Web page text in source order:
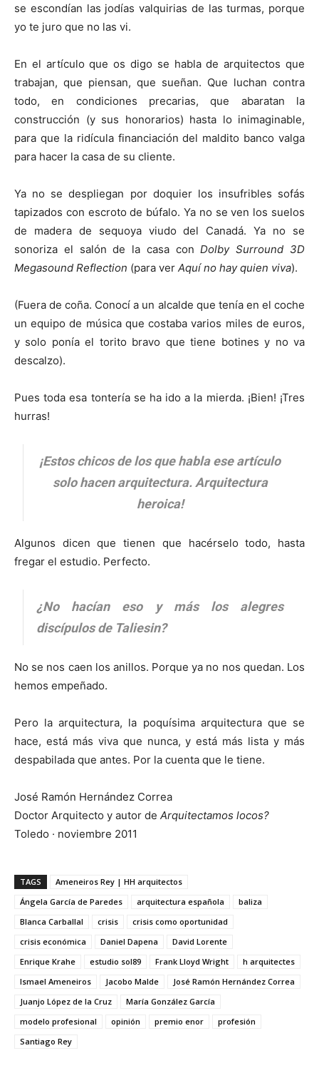
se escondían las jodías valquirias de las turmas, porque
yo te juro que no las vi.
En el artículo que os digo se habla de arquitectos que
trabajan, que piensan, que sueñan. Que luchan contra
todo, en condiciones precarias, que abaratan la
construcción (y sus honorarios) hasta lo inimaginable,
para que la ridícula financiación del maldito banco valga
para hacer la casa de su cliente.
Ya no se despliegan por doquier los insufribles sofás
tapizados con escroto de búfalo. Ya no se ven los suelos
de madera de sequoya viudo del Canadá. Ya no se
sonoriza el salón de la casa conDolby Surround 3D
Megasound Reflection (para ver Aquí no hay quien viva).
(Fuera de coña. Conocí a un alcalde que tenía en el coche
un equipo de música que costaba varios miles de euros,
y solo ponía el torito bravo que tiene botines y no va
descalzo).
Pues toda esa tontería se ha ido a la mierda. ¡Bien! ¡Tres
hurras!
¡Estos chicos de los que habla ese artículo
solo hacen arquitectura. Arquitectura
heroica!
Algunos dicen que tienen que hacérselo todo, hasta
fregar el estudio. Perfecto.
¿No hacían eso y más los alegres
discípulos de Taliesin?
No se nos caen los anillos. Porque ya no nos quedan. Los
hemos empeñado.
Pero la arquitectura, la poquísima arquitectura que se
hace, está más viva que nunca, y está más lista y más
despabilada que antes. Por la cuenta que le tiene.
José Ramón Hernández Correa
Doctor Arquitecto y autor de Arquitectamos locos?
Toledo · noviembre 2011
TAGS
Ameneiros Rey | HH arquitectos
Ángela García de Paredes
arquitectura española
baliza
Blanca Carballal
crisis
crisis como oportunidad
crisis económica
Daniel Dapena
David Lorente
Enrique Krahe
estudio sol89 Frank Lloyd Wright
h arquitectes
Ismael Ameneiros
Jacobo Malde
José Ramón Hernández Correa
Juanjo López de la Cruz
María González García
modelo profesional
opinión premio enor
profesión
Santiago Rey